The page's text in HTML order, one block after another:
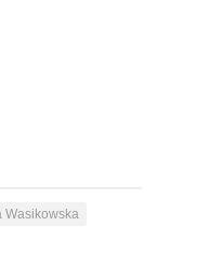
Wasikowska